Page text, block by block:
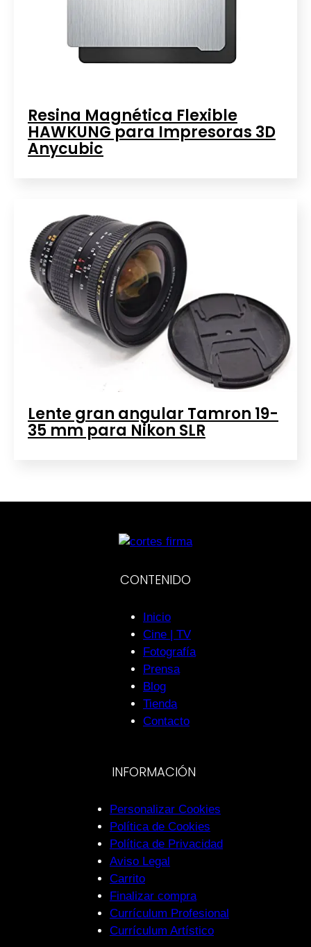
Resina Magnética Flexible
HAWKUNG para Impresoras 3D
Anycubic
Lente gran angular Tamron 19-
35 mm para Nikon SLR
CONTENIDO
Inicio
Cine | TV
Fotografía
Prensa
Blog
Tienda
Contacto
INFORMACIÓN
Personalizar Cookies
Política de Cookies
Política de Privacidad
Aviso Legal
Carrito
Finalizar compra
Currículum Profesional
Currículum Artístico